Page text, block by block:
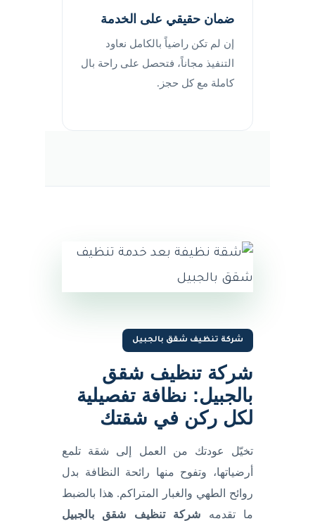
ضمان حقيقي على الخدمة
إن لم تكن راضياً بالكامل نعاود
التنفيذ مجاناً، فتحصل على راحة بال
كاملة مع كل حجز.
شركة تنظيف شقق بالجبيل
شركة تنظيف شقق
بالجبيل: نظافة تفصيلية
لكل ركن في شقتك
تخيّل عودتك من العمل إلى شقة تلمع
أرضياتها، وتفوح منها رائحة النظافة بدل
روائح الطهي والغبار المتراكم. هذا بالضبط
ما تقدمه شركة تنظيف شقق بالجبيل